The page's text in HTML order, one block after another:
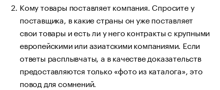
Кому товары поставляет компания. Спросите у
поставщика, в какие страны он уже поставляет
свои товары и есть ли у него контракты с крупными
европейскими или азиатскими компаниями. Если
ответы расплывчаты, а в качестве доказательств
предоставляются только «фото из каталога», это
повод для сомнений.